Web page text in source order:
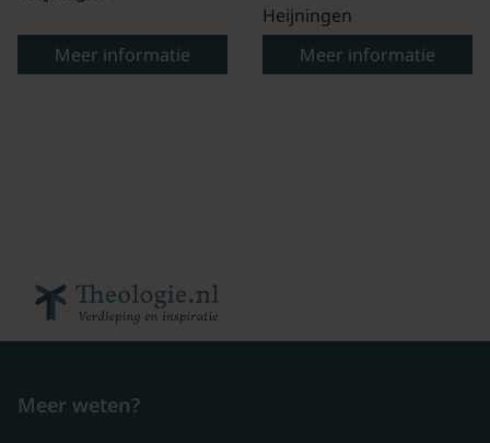
Meer informatie
Heijningen
Meer informatie
Meer weten?